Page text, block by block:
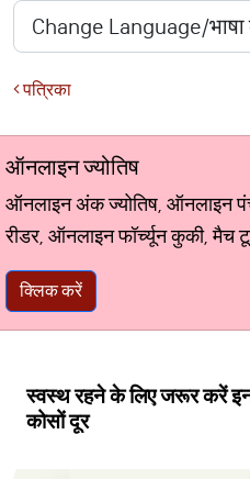
पत्रिका
ऑनलाइन ज्योतिष
ऑनलाइन अंक ज्योतिष, ऑनलाइन
रीडर, ऑनलाइन फॉर्च्यून कुकी, मैच
क्लिक करें
स्वस्थ रहने के लिए जरूर करें इन
कोसों दूर